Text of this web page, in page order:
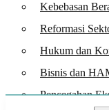
Kebebasan
Reformasi
Hukum dan
Bisnis dan
Pencegahan